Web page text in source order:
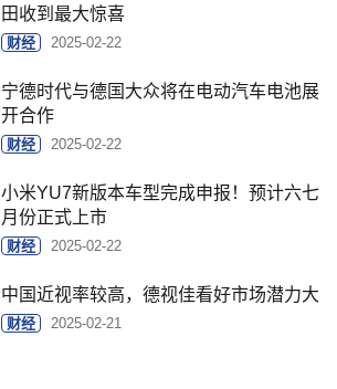
田收到最大惊喜
财经 2025-02-22
宁德时代与德国大众将在电动汽车电池展
开合作
财经 2025-02-22
小米YU7新版本车型完成申报！预计六七
月份正式上市
财经 2025-02-22
中国近视率较高，德视佳看好市场潜力大
财经 2025-02-21